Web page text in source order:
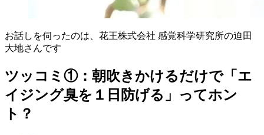
お話しを伺ったのは、花王株式会社 感覚科学研究所の迫田
大地さんです
ツッコミ①：朝吹きかけるだけで「エ
イジング臭を１日防げる」ってホン
ト？